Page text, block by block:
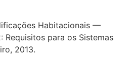
Habitacionais —
para os Sistemas
2013.